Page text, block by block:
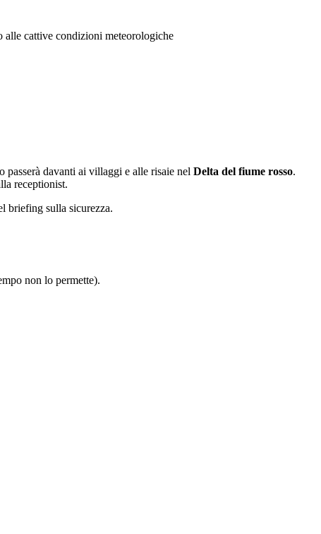
alle cattive condizioni meteorologiche
passerà davanti ai villaggi e alle risaie nel Delta del fiume rosso.
receptionist.
briefing sulla sicurezza.
non lo permette).